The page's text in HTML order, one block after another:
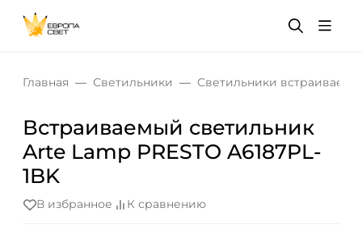
Главная Светильники Светильники
Встраиваемый светильник
Arte Lamp PRESTO A6187PL-
1BK
В избранное К сравнению